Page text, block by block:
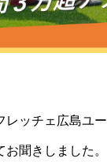
レッチェ広島ユ
お聞きしました。